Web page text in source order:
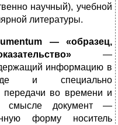
научный), учебной
литературы.
— «образец,
—
информацию в
и специально
передачи во времени и
смысле документ —
форму носитель